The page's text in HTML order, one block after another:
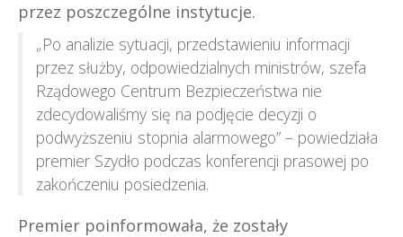
przez poszczególne instytucje.
„Po analizie sytuacji, przedstawieniu informacji
przez służby, odpowiedzialnych ministrów, szefa
Rządowego Centrum Bezpieczeństwa nie
zdecydowaliśmy się na podjęcie decyzji o
podwyższeniu stopnia alarmowego” – powiedziała
premier Szydło podczas konferencji prasowej po
zakończeniu posiedzenia.
Premier poinformowała, że zostały